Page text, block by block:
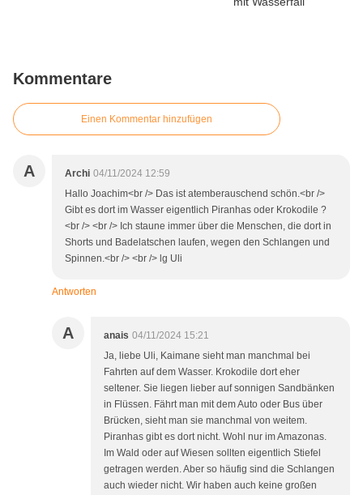
Kommentare
Einen Kommentar hinzufügen
A Archi 04/11/2024 12:59
Hallo Joachim<br /> Das ist atemberauschend schön.<br />
Gibt es dort im Wasser eigentlich Piranhas oder Krokodile ?
<br /> <br /> Ich staune immer über die Menschen, die dort in
Shorts und Badelatschen laufen, wegen den Schlangen und
Spinnen.<br /> <br /> lg Uli
Antworten
A anais 04/11/2024 15:21
Ja, liebe Uli, Kaimane sieht man manchmal bei
Fahrten auf dem Wasser. Krokodile dort eher
seltener. Sie liegen lieber auf sonnigen Sandbänken
in Flüssen. Fährt man mit dem Auto oder Bus über
Brücken, sieht man sie manchmal von weitem.
Piranhas gibt es dort nicht. Wohl nur im Amazonas.
Im Wald oder auf Wiesen sollten eigentlich Stiefel
getragen werden. Aber so häufig sind die Schlangen
auch wieder nicht. Wir haben auch keine großen